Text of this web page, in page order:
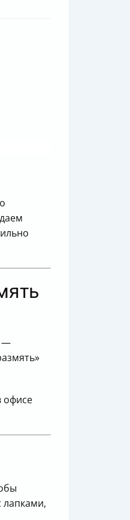
—
офисе
лапками,